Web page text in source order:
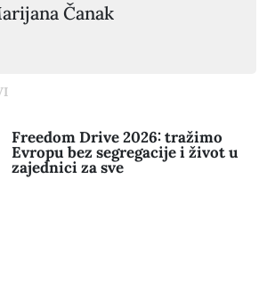
Čanak
Freedom Drive 2026: tražimo
Evropu bez segregacije i život u
zajednici za sve